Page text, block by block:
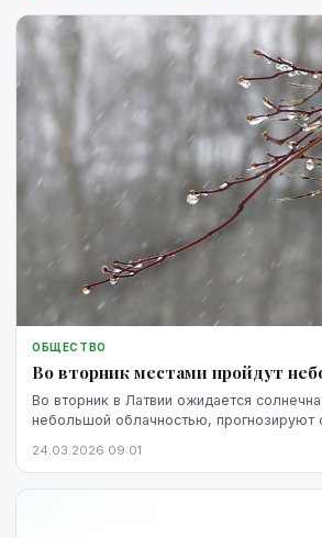
ОБЩЕСТВО
Во вторник местами пройдут
Во вторник в Латвии ожидается
небольшой облачностью, прогнозируют
24.03.2026 09:01